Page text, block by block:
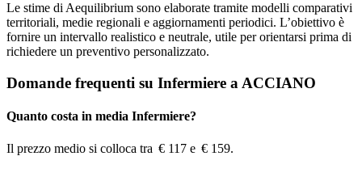
Le stime di Aequilibrium sono elaborate tramite modelli comparativi
territoriali, medie regionali e aggiornamenti periodici. L’obiettivo è
fornire un intervallo realistico e neutrale, utile per orientarsi prima di
richiedere un preventivo personalizzato.
Domande frequenti su Infermiere a ACCIANO
Quanto costa in media Infermiere?
Il prezzo medio si colloca tra € 117 e € 159.